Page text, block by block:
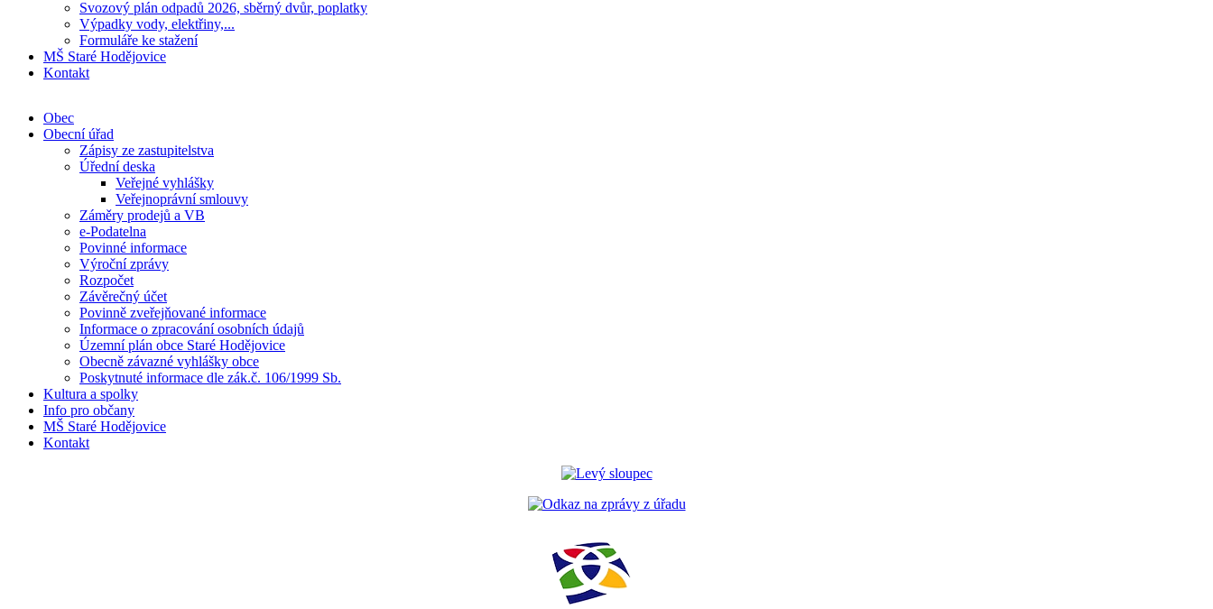
Svozový plán odpadů 2026, sběrný dvůr, poplatky
Výpadky vody, elektřiny,...
Formuláře ke stažení
MŠ Staré Hodějovice
Kontakt
Obec
Obecní úřad
Zápisy ze zastupitelstva
Úřední deska
Veřejné vyhlášky
Veřejnoprávní smlouvy
Záměry prodejů a VB
e-Podatelna
Povinné informace
Výroční zprávy
Rozpočet
Závěrečný účet
Povinně zveřejňované informace
Informace o zpracování osobních údajů
Územní plán obce Staré Hodějovice
Obecně závazné vyhlášky obce
Poskytnuté informace dle zák.č. 106/1999 Sb.
Kultura a spolky
Info pro občany
MŠ Staré Hodějovice
Kontakt